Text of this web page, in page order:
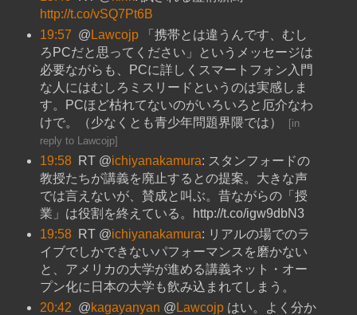
http://t.co/vSQ7Pt6B
19:57 @ Lawcojp「携帯とは違うんです、むし
ろPCだと思ってください」というメッセージは
必要ながらも、PCに詳しくスマートフォン入門
な人にはむしろミスリードというのは実感しま
す。PCほど枯れてないのがいろいろと厄介なわ
けで。（少なくとも青少年問題界隈では）
[in
reply to Lawcojp]
19:58 RT @ichiyanakamura: スタンフォードの
教授たちが講義を廃止するとの提案。大きな声
では言えないが、賛成と叫ぶ。昔ながらの「授
業」は役割を終えている。http://t.co/igw9dbN3
19:58
RT @ichiyanakamura: リアルの場でのラ
イブでしかできないパフォーマンスを磨かない
と、アメリカの大学が進める講義ネット・オー
プン化に日本の大学も飲み込まれてしまう。
20:42 @kagayanyan @ Lawcojpはい。よく分か